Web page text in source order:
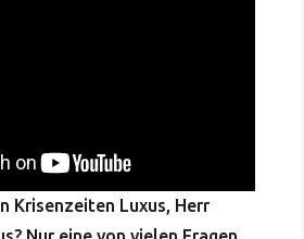
Krisenzeiten Luxus, Herr